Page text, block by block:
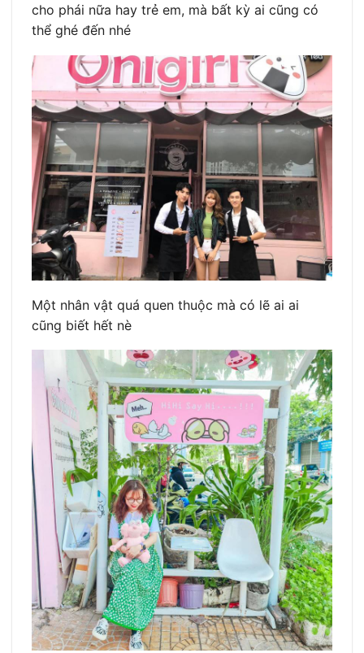
cho phái nữa hay trẻ em, mà bất kỳ ai cũng có
thể ghé đến nhé
Một nhân vật quá quen thuộc mà có lẽ ai ai
cũng biết hết nè